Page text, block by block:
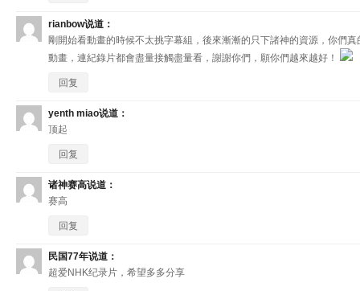
rianbow说道：
剛開始看動畫的時候不太挑字幕組，後來漸漸的只下諸神的資源，你們
動畫，連紀錄片都會盡量接觸盡量看，謝謝你們，願你們越來越好！
回复
yenth miao说道：
顶起
回复
诸神赛高说道：
赛高
回复
民国77年说道：
超爱NHK纪录片，希望多多分享